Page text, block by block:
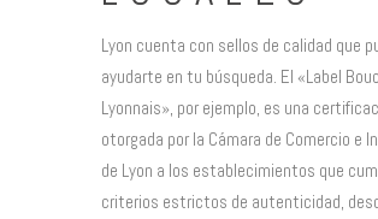
Lyon cuenta con sellos de calidad que
ayudarte en tu búsqueda. El «Label
Lyonnais», por ejemplo, es una
otorgada por la Cámara de Comercio e
de Lyon a los establecimientos que
criterios estrictos de autenticidad,